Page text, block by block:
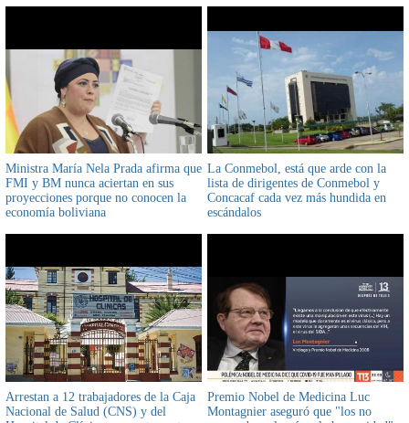
Ministra María Nela Prada afirma que
FMI y BM nunca aciertan en sus
proyecciones porque no conocen la
economía boliviana
La Conmebol, está que arde con la
lista de dirigentes de Conmebol y
Concacaf cada vez más hundida en
escándalos
Arrestan a 12 trabajadores de la Caja
Nacional de Salud (CNS) y del
Premio Nobel de Medicina Luc
Montagnier aseguró que "los no